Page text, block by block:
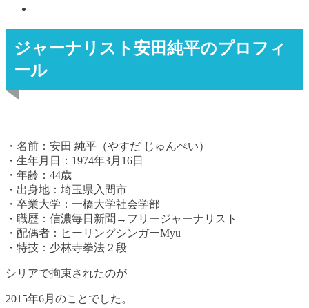
ジャーナリスト安田純平のプロフィ
ール
・名前：安田 純平（やすだ じゅんぺい）
・生年月日：1974年3月16日
・年齢：44歳
・出身地：埼玉県入間市
・卒業大学：一橋大学社会学部
・職歴：信濃毎日新聞→フリージャーナリスト
・配偶者：ヒーリングシンガーMyu
・特技：少林寺拳法２段
シリアで拘束されたのが
2015年6月のことでした。